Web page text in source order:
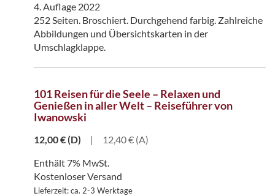
4. Auflage 2022
252 Seiten. Broschiert. Durchgehend farbig. Zahlreiche
Abbildungen und Übersichtskarten in der
Umschlagklappe.
101 Reisen für die Seele – Relaxen und
Genießen in aller Welt – Reiseführer von
Iwanowski
12,00€(D) |
12,40 € (A)
Enthält 7% MwSt.
Kostenloser Versand
Lieferzeit: ca. 2-3 Werktage